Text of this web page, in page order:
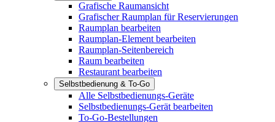
Grafische Raumansicht
Grafischer Raumplan für Reservierungen
Raumplan bearbeiten
Raumplan-Element bearbeiten
Raumplan-Seitenbereich
Raum bearbeiten
Restaurant bearbeiten
Selbstbedienung & To-Go
Alle Selbstbedienungs-Geräte
Selbstbedienungs-Gerät bearbeiten
To-Go-Bestellungen